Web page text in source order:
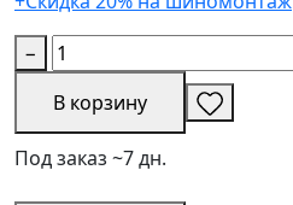
−
В корзину
Под заказ ~7 дн.